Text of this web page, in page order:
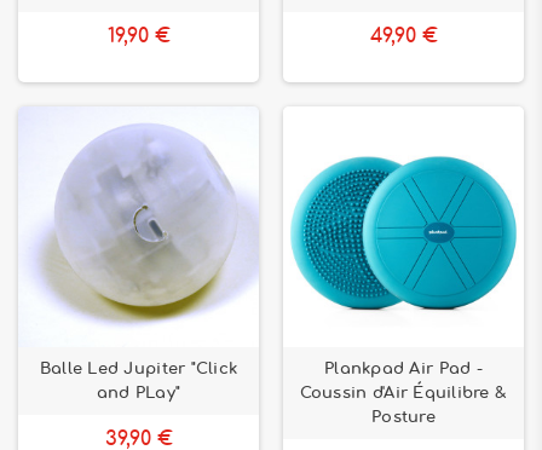
19,90 € 49,90 €
Balle Led Jupiter "Click
and PLay"
39,90 €
Plankpad Air Pad -
Coussin d'Air Équilibre &
Posture